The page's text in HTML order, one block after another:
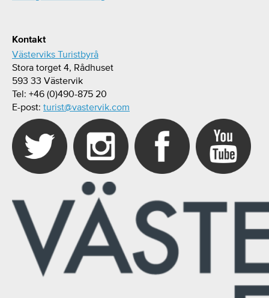
Kontakt
Västerviks Turistbyrå
Stora torget 4, Rådhuset
593 33 Västervik
Tel: +46 (0)490-875 20
E-post: turist@vastervik.com